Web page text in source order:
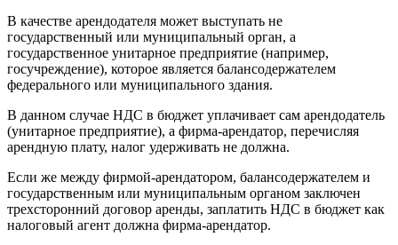
В качестве арендодателя может выступать не
государственный или муниципальный орган, а
государственное унитарное предприятие (например,
госучреждение), которое является балансодержателем
федерального или муниципального здания.
В данном случае НДС в бюджет уплачивает сам арендодатель
(унитарное предприятие), а фирма-арендатор, перечисляя
арендную плату, налог удерживать не должна.
Если же между фирмой-арендатором, балансодержателем и
государственным или муниципальным органом заключен
трехсторонний договор аренды, заплатить НДС в бюджет как
налоговый агент должна фирма-арендатор.